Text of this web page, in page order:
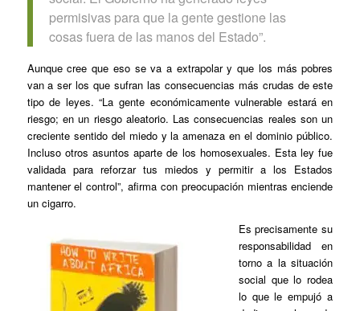
permisivas para que la gente gestione las
cosas fuera de las manos del Estado”.
Aunque cree que eso se va a extrapolar y que los más pobres
van a ser los que sufran las consecuencias más crudas de este
tipo de leyes. “La gente económicamente vulnerable estará en
riesgo; en un riesgo aleatorio. Las consecuencias reales son un
creciente sentido del miedo y la amenaza en el dominio público.
Incluso otros asuntos aparte de los homosexuales. Esta ley fue
validada para reforzar tus miedos y permitir a los Estados
mantener el control”, afirma con preocupación mientras enciende
un cigarro.
Es precisamente su
responsabilidad en
torno a la situación
social que lo rodea
lo que le empujó a